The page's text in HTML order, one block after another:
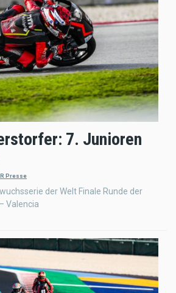
7. Junioren
Presse
der Welt Finale Runde der
Valencia